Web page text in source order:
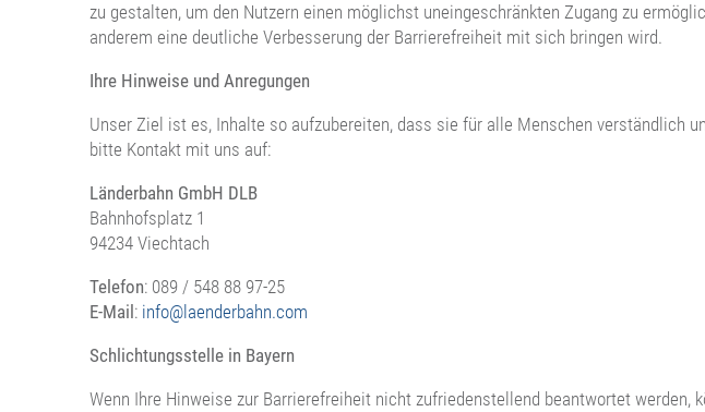
zu gestalten, um den Nutzern einen möglichst uneingeschränkten Zugang zu
anderem eine deutliche Verbesserung der Barrierefreiheit mit sich bringen wird.
Ihre Hinweise und Anregungen
Unser Ziel ist es, Inhalte so aufzubereiten, dass sie für alle Menschen verständlich
bitte Kontakt mit uns auf:
Länderbahn GmbH DLB
Bahnhofsplatz 1
94234 Viechtach
Telefon: 089 / 548 88 97-25
E-Mail : info@laenderbahn.com
Schlichtungsstelle in Bayern
Wenn Ihre Hinweise zur Barrierefreiheit nicht zufriedenstellend beantwortet werden,